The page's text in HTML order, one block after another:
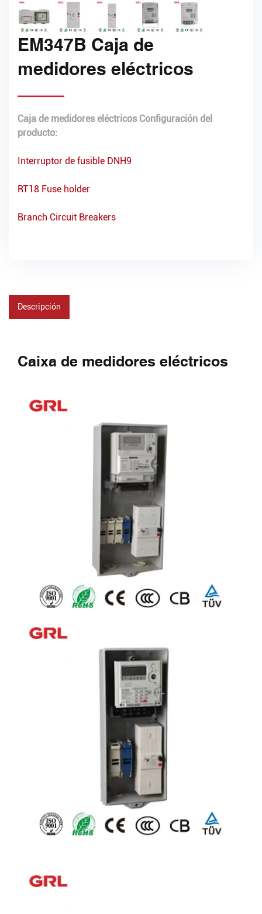
EM347B Caja de
medidores eléctricos
Caja de medidores eléctricos Configuración del
producto:
Interruptor de fusible DNH9
RT18 Fuse holder
Branch Circuit Breakers
Descripción
Caixa de medidores eléctricos